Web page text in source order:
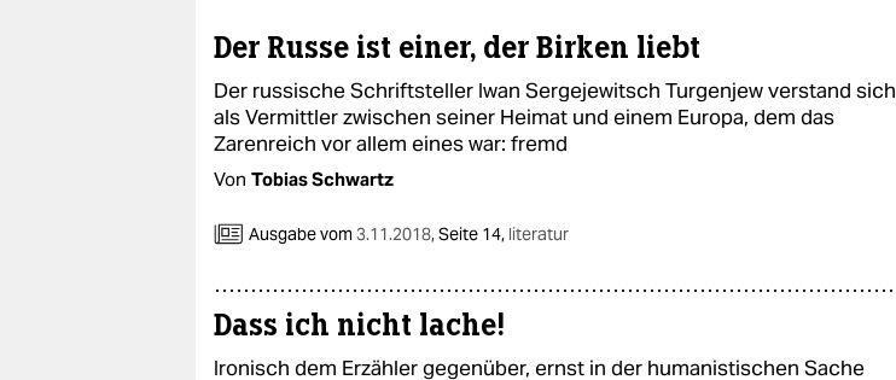
Der Russe ist einer, der Birken liebt
Der russische Schriftsteller Iwan Sergejewitsch Turgenjew verstand sich
als Vermittler zwischen seiner Heimat und einem Europa, dem das
Zarenreich vor allem eines war: fremd
Von Tobias Schwartz
Ausgabe vom3.11.2018,Seite 14, literatur
Dass ich nicht lache!
Ironisch dem Erzähler gegenüber, ernst in der humanistischen Sache